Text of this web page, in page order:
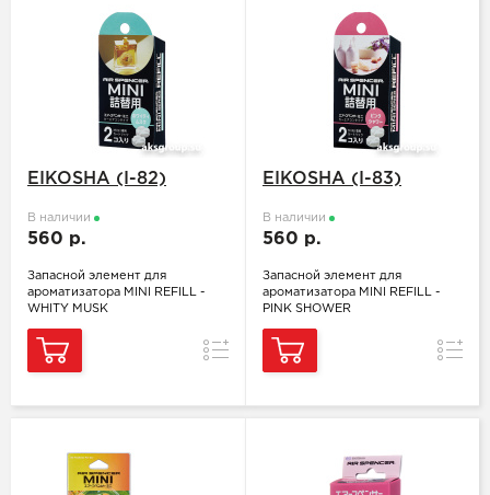
EIKOSHA (I-82)
В наличии
560 р.
Запасной элемент для
ароматизатора MINI REFILL -
WHITY MUSK
Сравнение
EIKOSHA (I-83)
В наличии
560 р.
Запасной элемент для
ароматизатора MINI REFILL -
PINK SHOWER